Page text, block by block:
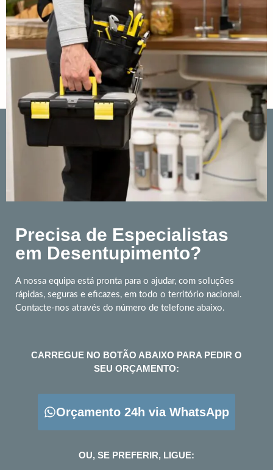
Precisa de Especialistas
em Desentupimento?
A nossa equipa está pronta para o ajudar, com soluções
rápidas, seguras e eficazes, em todo o território nacional.
Contacte-nos através do número de telefone abaixo.
CARREGUE NO BOTÃO ABAIXO PARA PEDIR O
SEU ORÇAMENTO:
Orçamento 24h via WhatsApp
OU, SE PREFERIR, LIGUE: